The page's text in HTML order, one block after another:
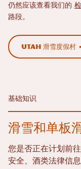
仍然应该查看我们的
路段。
Utah 滑雪度假村
基础知识
滑雪和单板
您是否正在计划前
安全、酒类法律信